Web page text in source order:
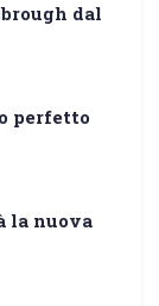
dal
perfetto
la nuova